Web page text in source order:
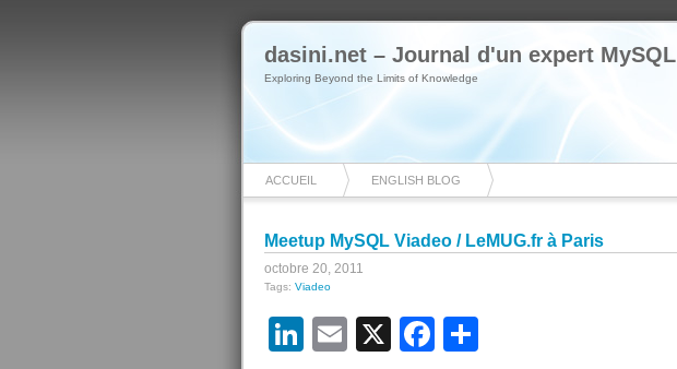
dasini.net – Journal d'un expert MySQL
Exploring Beyond the Limits of Knowledge
ACCUEIL ENGLISH BLOG
Meetup MySQL Viadeo / LeMUG.fr à Paris
octobre 20, 2011
Tags: Viadeo
LinkedIn
Email
X Facebook